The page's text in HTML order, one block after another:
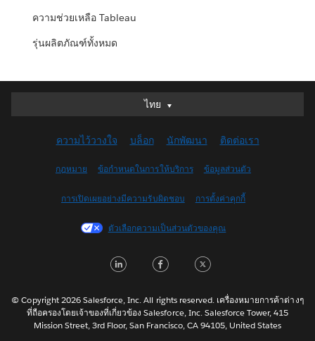
ความช่วยเหลือ Tableau
รุ่นผลิตภัณฑ์ทั้งหมด
ไทย
ไทย
English (UK)
English (US)
Français (Canada)
Français (France)
日本語
Nederlands
Português
ความไว้วางใจ บล็อก นักพัฒนา ติดต่อเรา
กฎหมาย ข้อกำหนดในการให้บริการ ข้อมูลส่วนตัว
การเปิดเผยอย่างมีความรับผิดชอบ การตั้งค่าคุกกี้
ตัวเลือกความเป็นส่วนตัวของคุณ
LinkedInFacebook
© Copyright 2026 Salesforce, Inc. All rights reserved. เครื่องหมายการค้าต่างๆ
ที่ถือครองโดยเจ้าของที่เกี่ยวข้อง Salesforce, Inc. Salesforce Tower, 415
Mission Street, 3rd Floor, San Francisco, CA 94105, United States